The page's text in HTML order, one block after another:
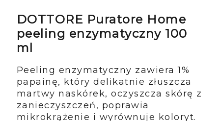
DOTTORE Puratore Home
peeling enzymatyczny 100
ml
Peeling enzymatyczny zawiera 1%
papainę, który delikatnie złuszcza
martwy naskórek, oczyszcza skórę z
zanieczyszczeń, poprawia
mikrokrążenie i wyrównuje koloryt.